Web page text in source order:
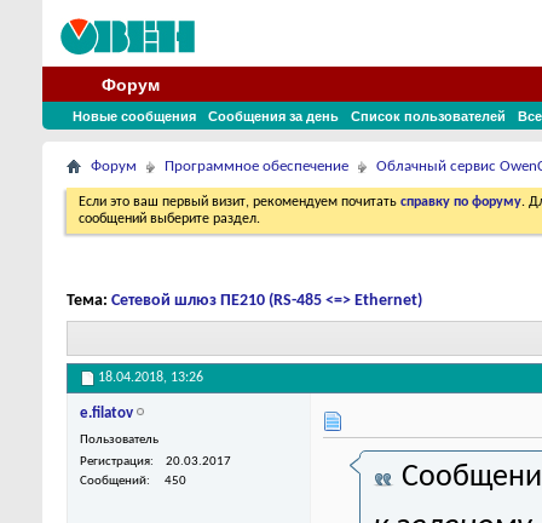
Форум
Новые сообщения Сообщения за день Список пользователей
Форум Программное обеспечение Облачный сервис
Если это ваш первый визит, рекомендуем почитать справку по форуму.
сообщений выберите раздел.
Тема: Сетевой шлюз ПЕ210 (RS-485 <=> Ethernet)
18.04.2018, 13:26
e.filatov
Пользователь
Регистрация
20.03.2017
Сообщений
450